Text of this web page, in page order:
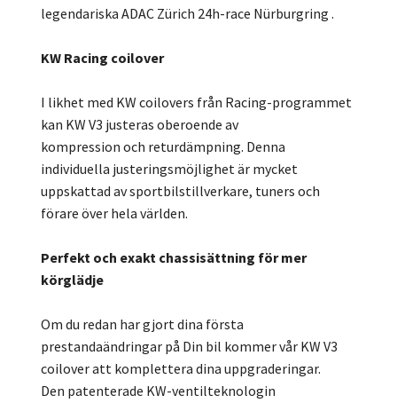
legendariska ADAC Zürich 24h-race Nürburgring .
KW Racing coilover
I likhet med KW coilovers från Racing-programmet
kan KW V3 justeras oberoende av
kompression och returdämpning. Denna
individuella justeringsmöjlighet är mycket
uppskattad av sportbilstillverkare, tuners och
förare över hela världen.
Perfekt och exakt chassisättning för mer
körglädje
Om du redan har gjort dina första
prestandaändringar på Din bil kommer vår KW V3
coilover att komplettera dina uppgraderingar.
Den patenterade KW-ventilteknologin